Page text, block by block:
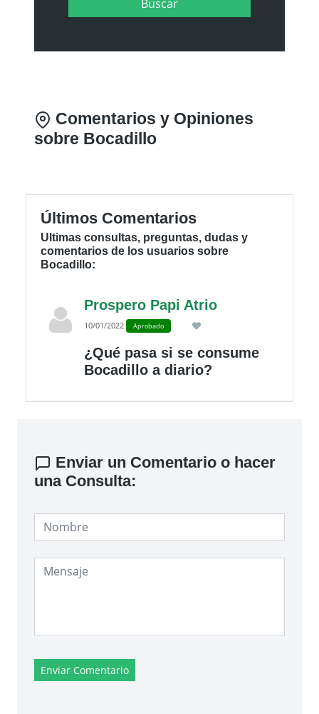
Comentarios y Opiniones
sobre Bocadillo
Últimos Comentarios
Ultimas consultas, preguntas, dudas y
comentarios de los usuarios sobre
Bocadillo:
Prospero Papi Atrio
10/01/2022 Aprobado
¿Qué pasa si se consume
Bocadillo a diario?
Enviar un Comentario o hacer
una Consulta:
Enviar Comentario